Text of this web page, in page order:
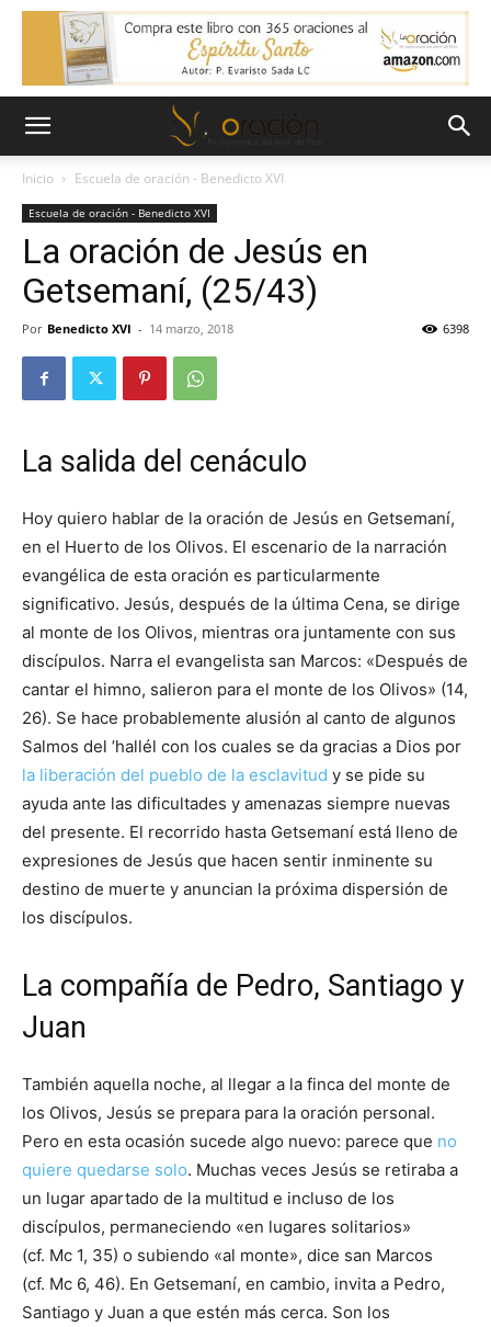
Inicio Escuela de oración - Benedicto XVI
Escuela de oración - Benedicto XVI
La oración de Jesús en
Getsemaní, (25/43)
Por Benedicto XVI - 14 marzo, 2018 6398
La salida del cenáculo
Hoy quiero hablar de la oración de Jesús en Getsemaní,
en el Huerto de los Olivos. El escenario de la narración
evangélica de esta oración es particularmente
significativo. Jesús, después de la última Cena, se dirige
al monte de los Olivos, mientras ora juntamente con sus
discípulos. Narra el evangelista san Marcos: «Después de
cantar el himno, salieron para el monte de los Olivos» (14,
26). Se hace probablemente alusión al canto de algunos
Salmos del ’hallél con los cuales se da gracias a Dios por
la liberación del pueblo de la esclavitud y se pide su
ayuda ante las dificultades y amenazas siempre nuevas
del presente. El recorrido hasta Getsemaní está lleno de
expresiones de Jesús que hacen sentir inminente su
destino de muerte y anuncian la próxima dispersión de
los discípulos.
La compañía de Pedro, Santiago y
Juan
También aquella noche, al llegar a la finca del monte de
los Olivos, Jesús se prepara para la oración personal.
Pero en esta ocasión sucede algo nuevo: parece que no
quiere quedarse solo. Muchas veces Jesús se retiraba a
un lugar apartado de la multitud e incluso de los
discípulos, permaneciendo «en lugares solitarios»
(cf. Mc 1, 35) o subiendo «al monte», dice san Marcos
(cf. Mc 6, 46). En Getsemaní, en cambio, invita a Pedro,
Santiago y Juan a que estén más cerca. Son los